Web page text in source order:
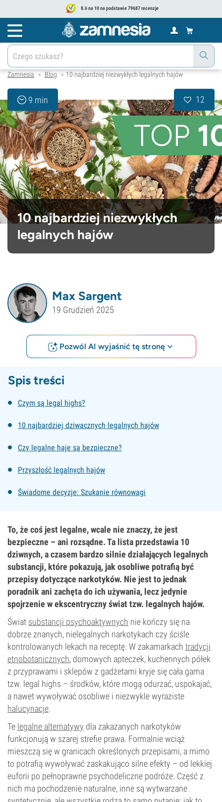
8.6 na 10 na podstawie 79687 recenzje
Zamnesia > Blog > 10 najbardziej niezwykłych legalnych hajów
9 min 12
10 najbardziej niezwykłych
legalnych hajów
Max Sargent
19 Grudzień 2025
Pozwól AI wyjaśnić tę stronę
Spis treści
Czym są legal highs?
10 najbardziej dziwacznych legalnych hajów
Czy legalne haje są bezpieczne?
Przyszłość legalnych hajów
Świadome decyzje: Szukanie równowagi
To, że coś jest legalne, wcale nie znaczy, że jest
bezpieczne – ani rozsądne. Ta lista przedstawia 10
dziwnych, a czasem bardzo silnie działających legalnych
substancji, które pokazują, jak osobliwe potrafią być
przepisy dotyczące narkotyków. Nie jest to jednak
poradnik ani zachęta do ich używania, lecz jedynie
spojrzenie w ekscentryczny świat tzw. legalnych hajów.
Świat substancji psychoaktywnych nie kończy się na
dobrze znanych, nielegalnych narkotykach czy ściśle
kontrolowanych lekach na receptę. W zakamarkach tradycji
etnobotanicznych, domowych apteczek, kuchennych półek
z przyprawami i sklepów z gadżetami kryje się cała gama
tzw. legal highs – środków, które mogą odurzać, uspokajać,
a nawet wywoływać osobliwe i niezwykle wyraziste
halucynacje.
Te legalne alternatywy dla zakazanych narkotyków
funkcjonują w szarej strefie prawa. Formalnie wciąż
mieszczą się w granicach określonych przepisami, a mimo
to potrafią wywoływać zaskakująco silne efekty – od lekkiej
euforii po pełnoprawne psychodeliczne podróże. Część z
nich ma pochodzenie naturalne, inne są wytwarzane